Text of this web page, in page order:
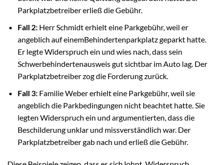
Parkplatzbetreiber erließ die Gebühr.
Fall 2:Herr Schmidt erhielt eine Parkgebühr, weil er
angeblich auf einemBehindertenparkplatz geparkt hatte.
Er legte Widerspruch ein und wies nach, dass sein
Schwerbehindertenausweis gut sichtbar im Auto lag. Der
Parkplatzbetreiber zog die Forderung zurück.
Fall 3:Familie Weber erhielt eine Parkgebühr, weil sie
angeblich die Parkbedingungen nicht beachtet hatte. Sie
legten Widerspruch ein und argumentierten, dass die
Beschilderung unklar und missverständlich war. Der
Parkplatzbetreiber gab nach und erließ die Gebühr.